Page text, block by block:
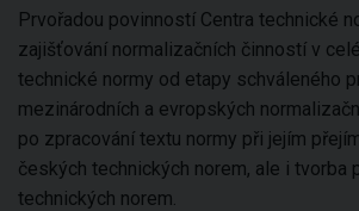
Prvořadou povinností Centra technické
zajišťování normalizačních činností v
technické normy od etapy schváleného
mezinárodních a evropských
po zpracování textu normy při jejím
českých technických norem, ale i tvorba
technických norem.